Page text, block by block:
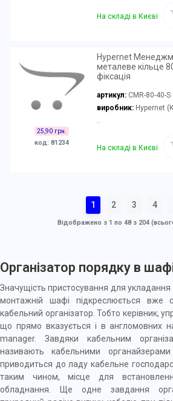
На складі в Києві
25,90 грн.
код: 81234
Hypernet
металеве кільце
фіксація
артикул: CMR-80-40-S
виробник:Hypernet
..
На складі в Києві
1 2 3 4
Відображено з 1 по 48 з 204
Організатор порядку в
Значущість пристосування для укладання
монтажній шафі підкреслюється
кабельний організатор. Тобто керівник,
що прямо вказується і в англомовних
manager. Завдяки кабельним
називають кабельними
приводиться до ладу кабельне
таким чином, місце для
обладнання. Ще одне завдання